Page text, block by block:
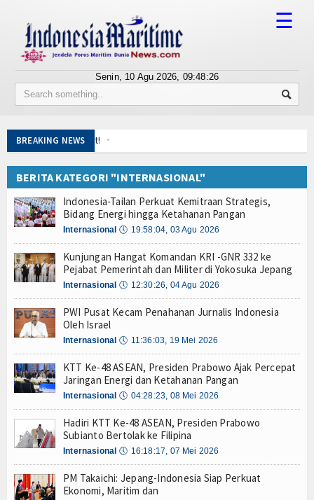
Tentang Kami
Berita
Bisnis
BUMN
Edukasi
Ekspose
Hankam
Hukum
Internasional
Kelautan dan Perikanan
Kesehatan
Khazanah
☰
Senin, 10 Agu 2026, 09:48:27
BREAKING NEWS
Gelorakan Semangat Merah Putih di Pesisir,
Gubernur Pramono Luncurkan Call Centre
Ekspedisi Rupiah Berdaulat, KRI Terapang-648
TNI AL Ajak Warga Makassar Seru-seruan
Bawa 1,3 Ton Narkoba, Kapal Berbendera
Wuiih.. Lele Bandung Mendunia, Tembus Pasar
Pembangunan Kapal Selam Scorpene Evolved
KRI Terapang-648 Tiba di Pulau Sapudi, Edukasi
Kapal Siluman KRI Golok-688 Bikin Heboh
Gelorakan Semangat Merah Putih di Pesisir,
Menaker: Balai K3 Garda Terdepan Pencegahan
Gubernur Pramono Luncurkan Call Centre
Ekspedisi Rupiah Berdaulat, KRI Terapang-648
TNI AL Ajak Warga Makassar Seru-seruan
Bawa 1,3 Ton Narkoba, Kapal Berbendera
Wuiih.. Lele Bandung Mendunia, Tembus Pasar
Pembangunan Kapal Selam Scorpene Evolved
KRI Terapang-648 Tiba di Pulau Sapudi, Edukasi
Kapal Siluman KRI Golok-688 Bikin Heboh
Gelorakan Semangat Merah Putih di Pesisir,
Menaker: Balai K3 Garda Terdepan Pencegahan
BERITA KATEGORI "INTERNASIONAL"
Indonesia-Tailan Perkuat Kemitraan Strategis,
Bidang Energi hingga Ketahanan Pangan
Internasional 🕔 19:58:04, 03 Agu 2026
Kunjungan Hangat Komandan KRI -GNR 332 ke
Pejabat Pemerintah dan Militer di Yokosuka Jepang
Internasional 🕔 12:30:26, 04 Agu 2026
PWI Pusat Kecam Penahanan Jurnalis Indonesia
Oleh Israel
Internasional 🕔 11:36:03, 19 Mei 2026
KTT Ke-48 ASEAN, Presiden Prabowo Ajak Percepat
Jaringan Energi dan Ketahanan Pangan
Internasional 🕔 04:28:23, 08 Mei 2026
Hadiri KTT Ke-48 ASEAN, Presiden Prabowo
Subianto Bertolak ke Filipina
Internasional 🕔 16:18:17, 07 Mei 2026
PM Takaichi: Jepang-Indonesia Siap Perkuat
Ekonomi, Maritim dan